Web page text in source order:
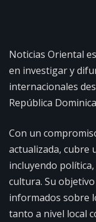
Noticias Oriental
en investigar y
internacionales
República
Con un
actualizada, cubre
incluyendo
cultura. Su
informados sobre
tanto a nivel local